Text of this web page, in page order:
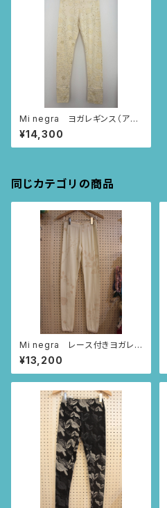
Mi negra ヨガレギンス（アイ
ボリー/インドの小花柄）
¥14,300
同じカテゴリの商品
Mi negra レース付きヨガレギ
ンス （アイボリー/いちごとあり
柄）
¥13,200